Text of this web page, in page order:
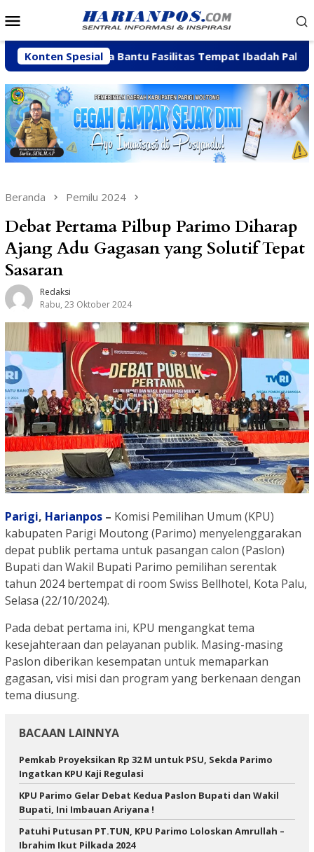
ke
Mobile
Konten Spesial
hingga Bantu Fasilitas Tempat Ibadah Pakai Dana Pribadi
Beranda Pemilu 2024
Debat Pertama Pilbup Parimo Diharap
Ajang Adu Gagasan yang Solutif Tepat
Sasaran
Redaksi
Rabu, 23 Oktober 2024
Parigi, Harianpos – Komisi Pemilihan Umum (KPU)
kabupaten Parigi Moutong (Parimo) menyelenggarakan
depat publik pertama untuk pasangan calon (Paslon)
Bupati dan Wakil Bupati Parimo pemilihan serentak
tahun 2024 bertempat di room Swiss Bellhotel, Kota Palu,
Selasa (22/10/2024).
Pada debat pertama ini, KPU mengangkat tema
kesejahteraan dan pelayanan publik. Masing-masing
Paslon diberikan kesempatan untuk memaparkan
gagasan, visi misi dan program yang berkenaan dengan
tema diusung.
BACAAN LAINNYA
Pemkab Proyeksikan Rp 32 M untuk PSU, Sekda Parimo
Ingatkan KPU Kaji Regulasi
KPU Parimo Gelar Debat Kedua Paslon Bupati dan Wakil
Bupati, Ini Imbauan Ariyana !
Patuhi Putusan PT.TUN, KPU Parimo Loloskan Amrullah –
Ibrahim Ikut Pilkada 2024